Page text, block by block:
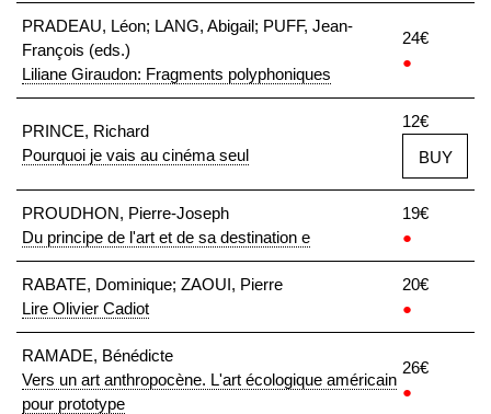
PRADEAU, Léon; LANG, Abigail; PUFF, Jean-
François (eds.)
Liliane Giraudon: Fragments polyphoniques
24€
●
PRINCE, Richard
Pourquoi je vais au cinéma seul
12€
BUY
PROUDHON, Pierre-Joseph
Du principe de l'art et de sa destination e
19€
●
RABATE, Dominique; ZAOUI, Pierre
Lire Olivier Cadiot
20€
●
RAMADE, Bénédicte
Vers un art anthropocène. L'art écologique américain
pour prototype
26€
●